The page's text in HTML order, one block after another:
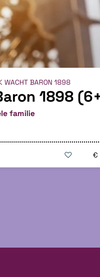
1898
familie
WACHT BARON 1898
€